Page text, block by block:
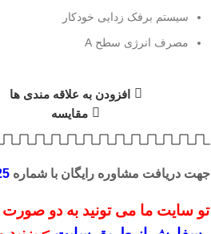
سیستم برفک زدایی خودکار
مصرف انرژی سطح A
افزودن به علاقه مندی ها
مقایسه
جهت دریافت مشاوره رایگان با شماره
تو سایت ما می تونید به دو صورت